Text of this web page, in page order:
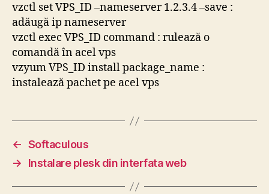
vzctl set VPS_ID –nameserver 1.2.3.4 –save :
adăugă ip nameserver
vzctl exec VPS_ID command : rulează o
comandă în acel vps
vzyum VPS_ID install package_name :
instalează pachet pe acel vps
← Softaculous
→
Instalare plesk din interfata web